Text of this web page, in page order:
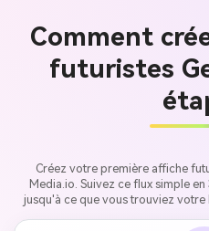
Comment
futuristes
Créez votre première affiche
Media.io. Suivez ce flux simple
jusqu'à ce que vous trouviez